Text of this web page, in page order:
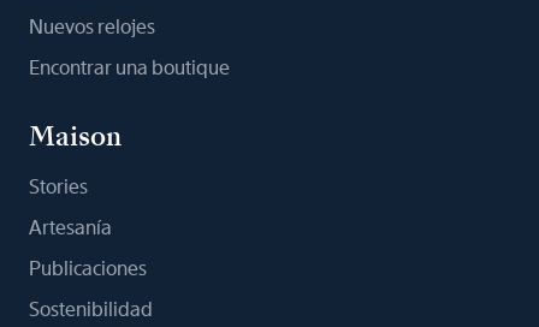
Nuevos relojes
Encontrar una boutique
Maison
Stories
Artesanía
Publicaciones
Sostenibilidad